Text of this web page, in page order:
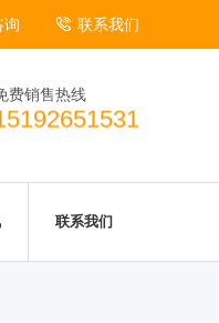
询 联系我们
费销售热线
联系我们